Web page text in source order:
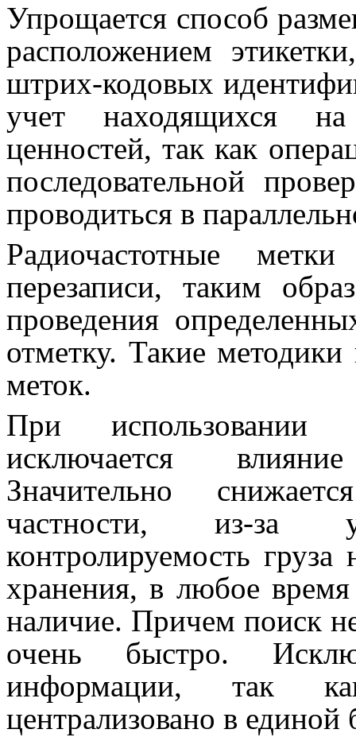
Упрощается способ
расположением
штрих-кодовых
учет находящихся
ценностей, так как
последовательной
проводиться в
Радиочастотные
перезаписи, таким
проведения
отметку. Такие
меток.
При использовании
исключается
Значительно
частности, из-за
контролируемость
хранения, в любое
наличие. Причем поиск
очень быстро.
информации, так
централизовано в единой